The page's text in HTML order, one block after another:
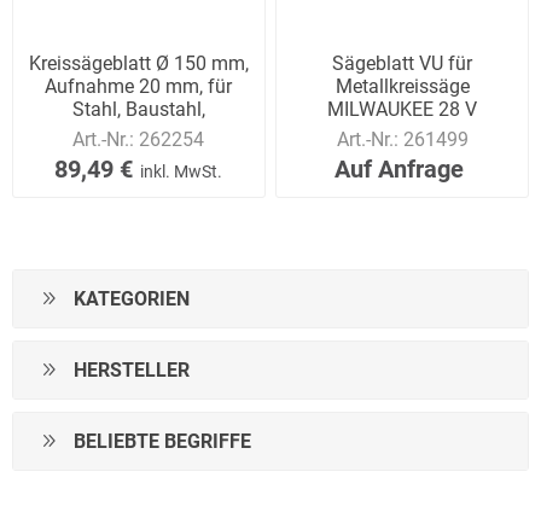
Kreissägeblatt Ø 150 mm,
Aufnahme 20 mm, für
Stahl, Baustahl,
Aluminium
Art.-Nr.: 262254
89,49 € inkl. MwSt.
Sägeblatt VU für
Metallkreissäge
MILWAUKEE 28 V
Art.-Nr.: 261499
Auf Anfrage
KATEGORIEN
HERSTELLER
BELIEBTE BEGRIFFE